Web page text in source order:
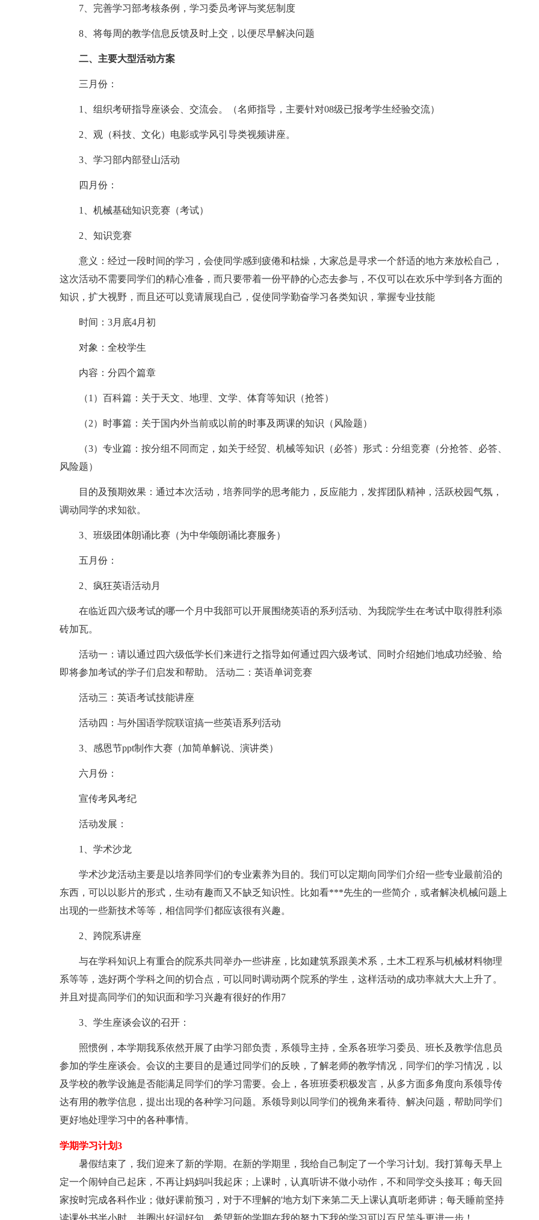
7、完善学习部考核条例，学习委员考评与奖惩制度
8、将每周的教学信息反馈及时上交，以便尽早解决问题
二、主要大型活动方案
三月份：
1、组织考研指导座谈会、交流会。（名师指导，主要针对08级已报考学生经验交流）
2、观（科技、文化）电影或学风引导类视频讲座。
3、学习部内部登山活动
四月份：
1、机械基础知识竞赛（考试）
2、知识竞赛
意义：经过一段时间的学习，会使同学感到疲倦和枯燥，大家总是寻求一个舒适的地方来放松自己，
这次活动不需要同学们的精心准备，而只要带着一份平静的心态去参与，不仅可以在欢乐中学到各方面的
知识，扩大视野，而且还可以竟请展现自己，促使同学勤奋学习各类知识，掌握专业技能
时间：3月底4月初
对象：全校学生
内容：分四个篇章
（1）百科篇：关于天文、地理、文学、体育等知识（抢答）
（2）时事篇：关于国内外当前或以前的时事及两课的知识（风险题）
（3）专业篇：按分组不同而定，如关于经贸、机械等知识（必答）形式：分组竞赛（分抢答、必答、
风险题）
目的及预期效果：通过本次活动，培养同学的思考能力，反应能力，发挥团队精神，活跃校园气氛，
调动同学的求知欲。
3、班级团体朗诵比赛（为中华颂朗诵比赛服务）
五月份：
2、疯狂英语活动月
在临近四六级考试的哪一个月中我部可以开展围绕英语的系列活动、为我院学生在考试中取得胜利添
砖加瓦。
活动一：请以通过四六级低学长们来进行之指导如何通过四六级考试、同时介绍她们地成功经验、给
即将参加考试的学子们启发和帮助。 活动二：英语单词竞赛
活动三：英语考试技能讲座
活动四：与外国语学院联谊搞一些英语系列活动
3、感恩节ppt制作大赛（加简单解说、演讲类）
六月份：
宣传考风考纪
活动发展：
1、学术沙龙
学术沙龙活动主要是以培养同学们的专业素养为目的。我们可以定期向同学们介绍一些专业最前沿的
东西，可以以影片的形式，生动有趣而又不缺乏知识性。比如看***先生的一些简介，或者解决机械问题上
出现的一些新技术等等，相信同学们都应该很有兴趣。
2、跨院系讲座
与在学科知识上有重合的院系共同举办一些讲座，比如建筑系跟美术系，土木工程系与机械材料物理
系等等，选好两个学科之间的切合点，可以同时调动两个院系的学生，这样活动的成功率就大大上升了。
并且对提高同学们的知识面和学习兴趣有很好的作用7
3、学生座谈会议的召开：
照惯例，本学期我系依然开展了由学习部负责，系领导主持，全系各班学习委员、班长及教学信息员
参加的学生座谈会。会议的主要目的是通过同学们的反映，了解老师的教学情况，同学们的学习情况，以
及学校的教学设施是否能满足同学们的学习需要。会上，各班班委积极发言，从多方面多角度向系领导传
达有用的教学信息，提出出现的各种学习问题。系领导则以同学们的视角来看待、解决问题，帮助同学们
更好地处理学习中的各种事情。
学期学习计划3
暑假结束了，我们迎来了新的学期。在新的学期里，我给自己制定了一个学习计划。我打算每天早上
定一个闹钟自己起床，不再让妈妈叫我起床；上课时，认真听讲不做小动作，不和同学交头接耳；每天回
家按时完成各科作业；做好课前预习，对于不理解的'地方划下来第二天上课认真听老师讲；每天睡前坚持
读课外书半小时，并圈出好词好句。希望新的学期在我的努力下我的学习可以百尺竿头更进一步！